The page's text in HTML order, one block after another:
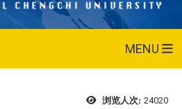
MENU
浏览人次: 24020